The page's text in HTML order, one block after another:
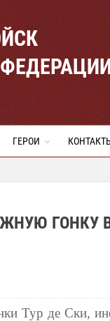
ГЕРОИ
ГОНКУ
Тур де Ски,